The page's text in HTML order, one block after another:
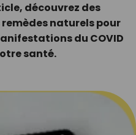
découvrez des
naturels pour
du COVID
santé.